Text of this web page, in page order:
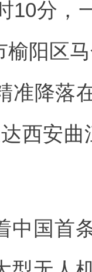
10分，
榆阳区
准降落
西安
中国首